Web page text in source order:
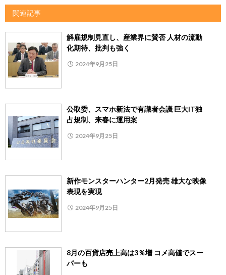
関連記事
解雇規制見直し、産業界に賛否 人材の流動
化期待、批判も強く
2024年9月25日
公取委、スマホ新法で有識者会議 巨大IT独
占規制、来春に運用案
2024年9月25日
新作モンスターハンター2月発売 雄大な映像
表現を実現
2024年9月25日
8月の百貨店売上高は3％増 コメ高値でスー
パーも